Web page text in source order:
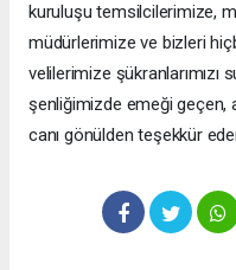
kuruluşu temsilcilerimize,
müdürlerimize ve bizleri
velilerimize şükranlarımızı
şenliğimizde emeği geçen,
canı gönülden teşekkür